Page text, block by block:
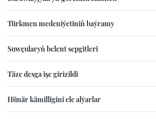
Türkmen medeniýetiniň baýramy
Suwçularyň belent sepgitleri
Täze desga işe girizildi
Hünär kämilligini ele alýarlar